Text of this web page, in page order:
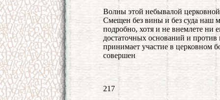
Волны этой небывалой
Смещен без вины и без суда наш
подробно, хотя и не внемлете ни
достаточных оснований и
принимает участие в церковном
совершен
217